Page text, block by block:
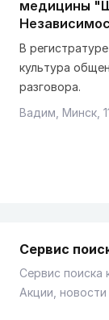
медицины
В
культура
разговора.
Вадим, Минск,
Сервис
Сервис поиска
Акции, новости